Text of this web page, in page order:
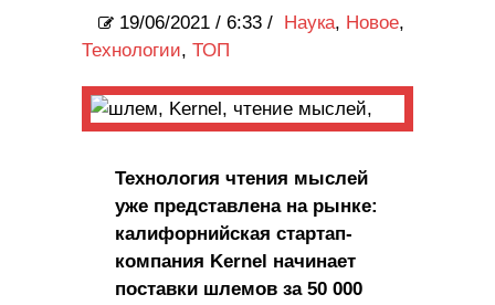
19/06/2021 / 6:33 / Наука, Новое,
Технологии, ТОП
Технология чтения мыслей
уже представлена ​​на рынке:
калифорнийская стартап-
компания Kernel начинает
поставки шлемов за 50 000